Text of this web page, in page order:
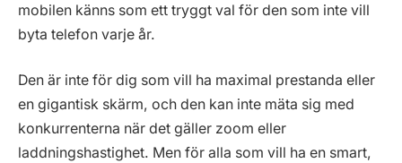
mobilen känns som ett tryggt val för den som inte vill
byta telefon varje år.
Den är inte för dig som vill ha maximal prestanda eller
en gigantisk skärm, och den kan inte mäta sig med
konkurrenterna när det gäller zoom eller
laddningshastighet. Men för alla som vill ha en smart,